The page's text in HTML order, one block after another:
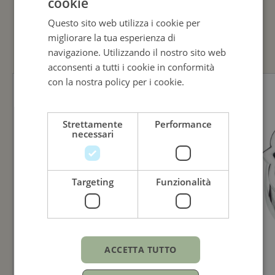
GUARDA ANCHE
ITALIAN
Questo sito web utilizza i cookie per
migliorare la tua esperienza di
navigazione. Utilizzando il nostro sito web
acconsenti a tutti i cookie in conformità
con la nostra policy per i cookie.
Strettamente
necessari
Performance
Targeting Funzionalità
ACCETTA TUTTO